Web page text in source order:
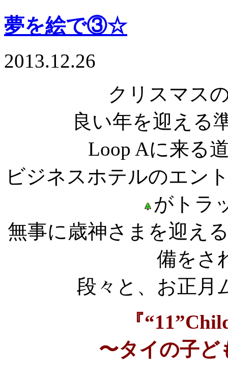
夢を絵で③☆
2013.12.26
クリスマス
良い年を迎える
Loop Aに来る
ビジネスホテルのエン
がトラ
無事に歳神さまを迎え
備をさ
段々と、お正月
『
〜タイの子ど